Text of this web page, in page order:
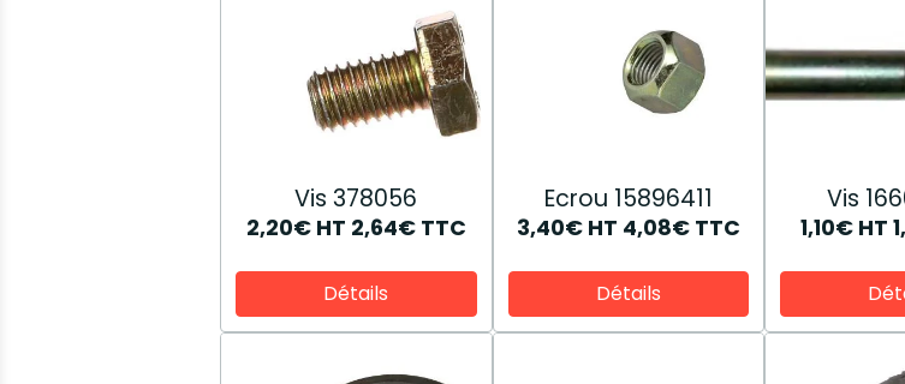
Vis 378056
2,20€ HT 2,64€ TTC
Détails
Ecrou 15896411
3,40€ HT 4,08€ TTC
Détails
Vis
1,10€ HT